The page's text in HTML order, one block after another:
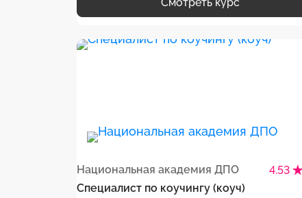
Смотреть курс
Национальная академия ДПО 4.53
Специалист по коучингу (коуч)